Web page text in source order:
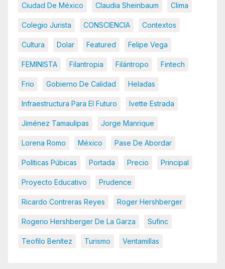
Ciudad De México Claudia Sheinbaum Clima
Colegio Jurista CONSCIENCIA Contextos
Cultura Dolar Featured Felipe Vega
FEMINISTA Filantropia Filántropo Fintech
Frio Gobierno De Calidad Heladas
Infraestructura Para El Futuro Ivette Estrada
Jiménez Tamaulipas Jorge Manrique
Lorena Romo México Pase De Abordar
Políticas Púbicas Portada Precio Principal
Proyecto Educativo Prudence
Ricardo Contreras Reyes Roger Hershberger
Rogerio Hershberger De La Garza Sufinc
Teofilo Benítez Turismo Ventamillas